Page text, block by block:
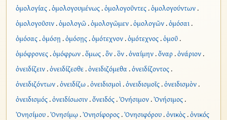
ὁμολογίας.ὁμολογουμένως.ὁμολογοῦντες.ὁμολογούντων.
ὁμολογοῦσιν.ὁμολογῶ.ὁμολογῶμεν.ὁμολογῶν.ὀμόσαι.
ὀμόσας.ὀμόσῃ .ὀμόσῃς.ὁμότεχνον.ὁμότεχνος.ὁμοῦ.
ὁμόφρονες.ὁμόφρων.ὅμως.ὂν.ὃν.ὀναίμην.ὄναρ.ὀνάριον.
ὀνειδίζειν.ὀνειδίζεσθε.ὀνειδιζόμεθα .ὀνειδίζοντος.
ὀνειδιζόντων.ὀνειδίζω.ὀνειδισμοὶ.ὀνειδισμοῖς.ὀνειδισμὸν.
ὀνειδισμός.ὀνειδίσωσιν.ὄνειδός.Ὀνήσιμον.Ὀνήσιμος.
Ὀνησίμου.Ὀνησίμῳ.Ὀνησίφορος.Ὀνησιφόρου.ὀνικὸς.ὀνικός